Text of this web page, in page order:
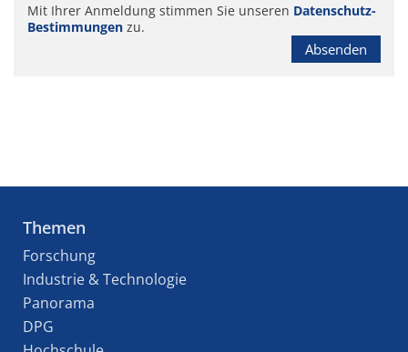
Mit Ihrer Anmeldung stimmen Sie unseren Datenschutz-
Bestimmungen zu.
Absenden
Themen
Forschung
Industrie & Technologie
Panorama
DPG